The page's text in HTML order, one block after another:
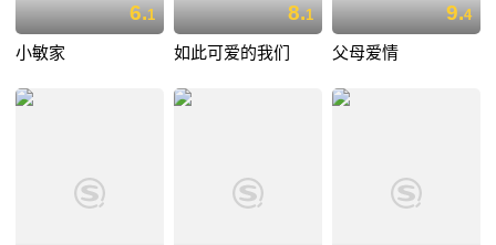
6.1
小敏家
8.1
如此可爱的我们
9.4
父母爱情